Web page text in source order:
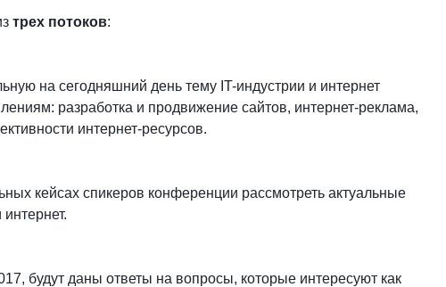
трех потоков:
на сегодняшний день тему IT-индустрии и интернет
разработка и продвижение сайтов, интернет-реклама,
интернет-ресурсов.
кейсах спикеров конференции рассмотреть актуальные
будут даны ответы на вопросы, которые интересуют как